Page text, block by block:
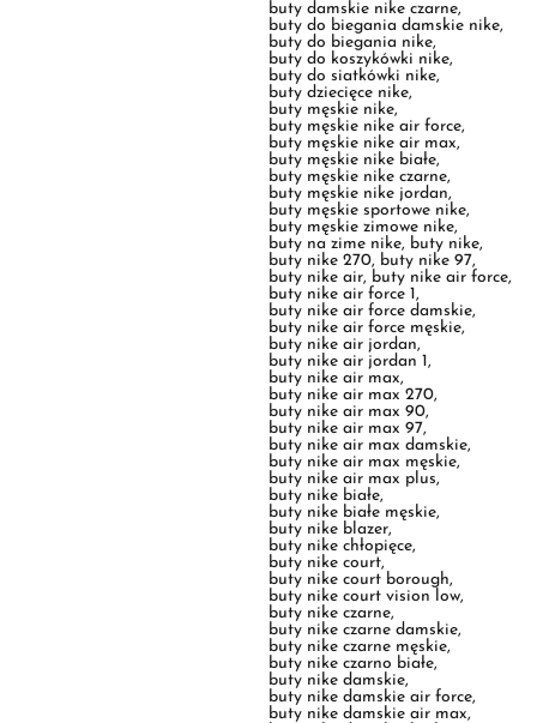
buty męskie nike,
buty męskie nike air force,
buty męskie nike air max
buty męskie nike białe,
buty męskie nike czarne
buty męskie nike jordan
buty męskie sportowe nike
buty męskie zimowe nike,
buty na zime nike,buty nike
buty nike 270,buty nike 97
buty nike air ,buty nike air force
buty nike air force 1,
buty nike air force damskie
buty nike air force męskie,
buty nike air jordan,
buty nike air jordan 1,
buty nike air max,
buty nike air max 270
buty nike air max 90,
buty nike air max 97,
buty nike air max damskie
buty nike air max męskie
buty nike air max plus
buty nike białe,
buty nike białe męskie
buty nike blazer,
buty nike chłopięce,
buty nike court,
buty nike court borough
buty nike court vision low
buty nike czarne,
buty nike czarne damskie
buty nike czarne męskie
buty nike czarno białe
buty nike damskie,
buty nike damskie air force
buty nike damskie air max
buty nike damskie białe,
buty nike damskie czarne
buty nike damskie nowości
buty nike damskie sneakersy
buty nike damskie wyprzedaż